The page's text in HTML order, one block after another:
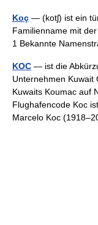
Koç — (kotʃ) ist ein
Familienname mit
1 Bekannte
KOC — ist die
Unternehmen Kuwait
Kuwaits Koumac auf
Flughafencode Koc
Marcelo Koc